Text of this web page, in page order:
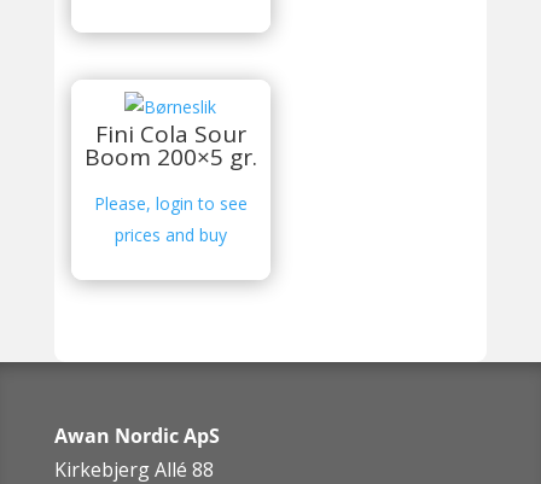
Fini Cola Sour
Boom 200×5 gr.
Please, login to see
prices and buy
Awan Nordic ApS
Kirkebjerg Allé 88